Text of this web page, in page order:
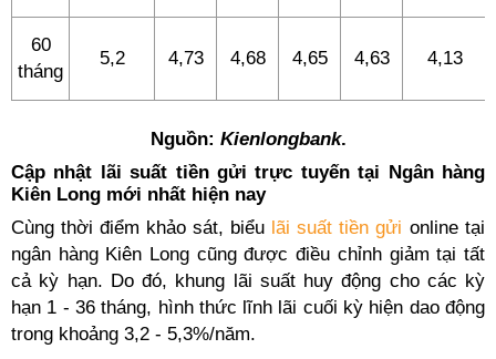
60
tháng
5,2 4,73 4,68 4,65 4,63 4,13
Nguồn: Kienlongbank.
Cập nhật lãi suất tiền gửi trực tuyến tại Ngân hàng
Kiên Long mới nhất hiện nay
Cùng thời điểm khảo sát, biểu lãi suất tiền gửi online tại
ngân hàng Kiên Long cũng được điều chỉnh giảm tại tất
cả kỳ hạn. Do đó, khung lãi suất huy động cho các kỳ
hạn 1 - 36 tháng, hình thức lĩnh lãi cuối kỳ hiện dao động
trong khoảng 3,2 - 5,3%/năm.